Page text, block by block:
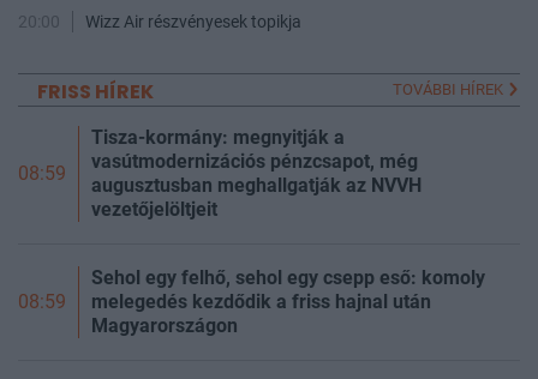
20:00
Wizz Air részvényesek topikja
FRISS HÍREK TOVÁBBI HÍREK
08:59
Tisza-kormány: megnyitják a
vasútmodernizációs pénzcsapot, még
augusztusban meghallgatják az NVVH
vezetőjelöltjeit
08:59
Sehol egy felhő, sehol egy csepp eső: komoly
melegedés kezdődik a friss hajnal után
Magyarországon